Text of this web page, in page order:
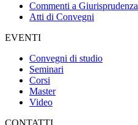
Commenti a Giurisprudenza
Atti di Convegni
EVENTI
Convegni di studio
Seminari
Corsi
Master
Video
CONTATTI